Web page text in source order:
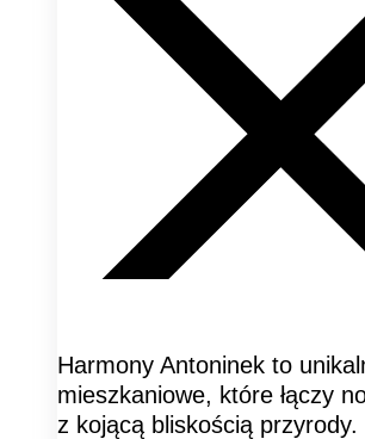
Harmony Antoninek to
mieszkaniowe, które łączy
z kojącą bliskością